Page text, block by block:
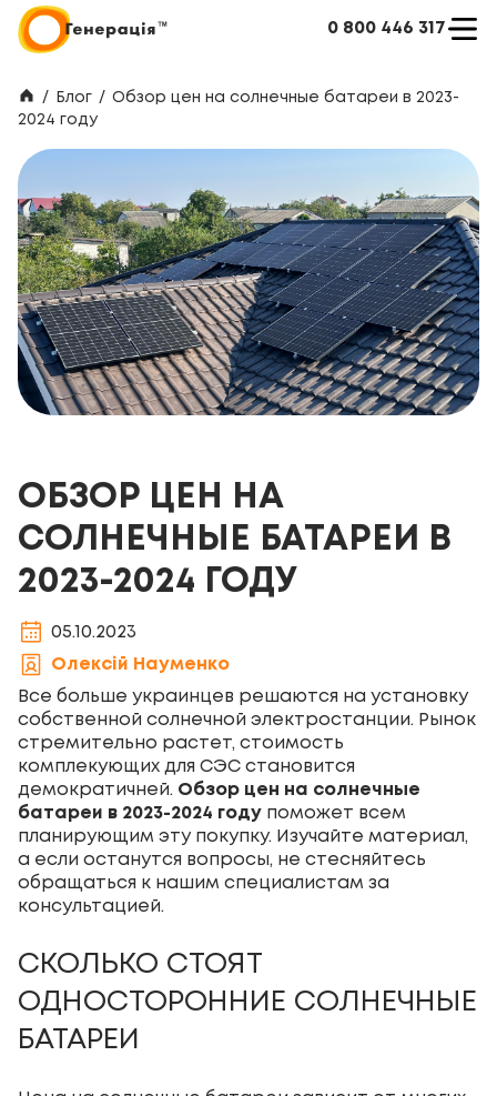
0 800 446 317
/ Блог / Обзор цен на солнечные батареи в 2023-
2024 году
ОБЗОР ЦЕН НА
СОЛНЕЧНЫЕ БАТАРЕИ В
2023-2024 ГОДУ
05.10.2023
Олексій Науменко
Все больше украинцев решаются на установку
собственной солнечной электростанции. Рынок
стремительно растет, стоимость
комплекующих для СЭС становится
демократичней. Обзор цен на солнечные
батареи в 2023-2024 году поможет всем
планирующим эту покупку. Изучайте материал,
а если останутся вопросы, не стесняйтесь
обращаться к нашим специалистам за
консультацией.
СКОЛЬКО СТОЯТ
ОДНОСТОРОННИЕ СОЛНЕЧНЫЕ
БАТАРЕИ